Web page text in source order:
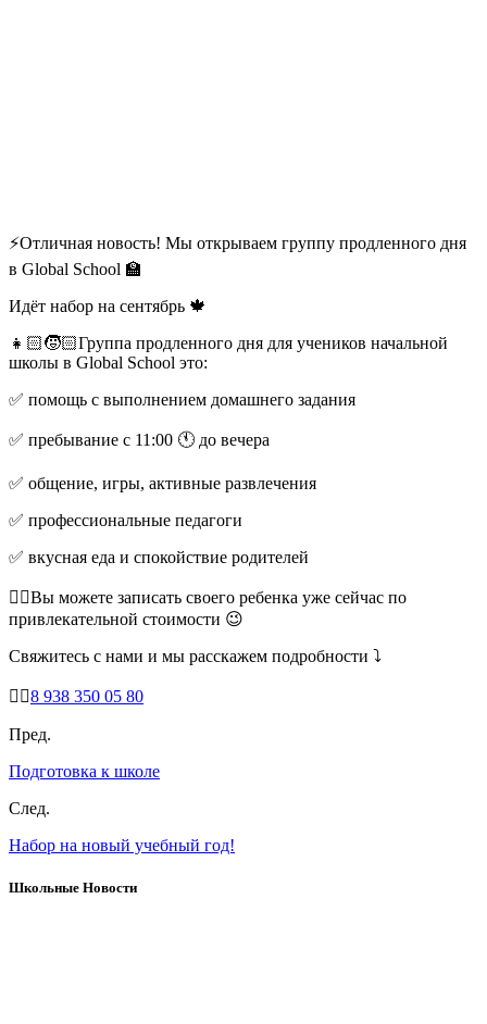
⚡Отличная новость! Мы открываем группу продленного дня
в Global School 🏫
Идёт набор на сентябрь 🍁
👧🏻🧒🏻Группа продленного дня для учеников начальной
школы в Global School это:
✅ помощь с выполнением домашнего задания
✅ пребывание с 11:00 🕚 до вечера
✅ общение, игры, активные развлечения
✅ профессиональные педагоги
✅ вкусная еда и спокойствие родителей
☝🏻Вы можете записать своего ребенка уже сейчас по
привлекательной стоимости 😉
Свяжитесь с нами и мы расскажем подробности ⤵
👉🏻8 938 350 05 80
Пред.
Подготовка к школе
След.
Набор на новый учебный год!
Школьные Новости